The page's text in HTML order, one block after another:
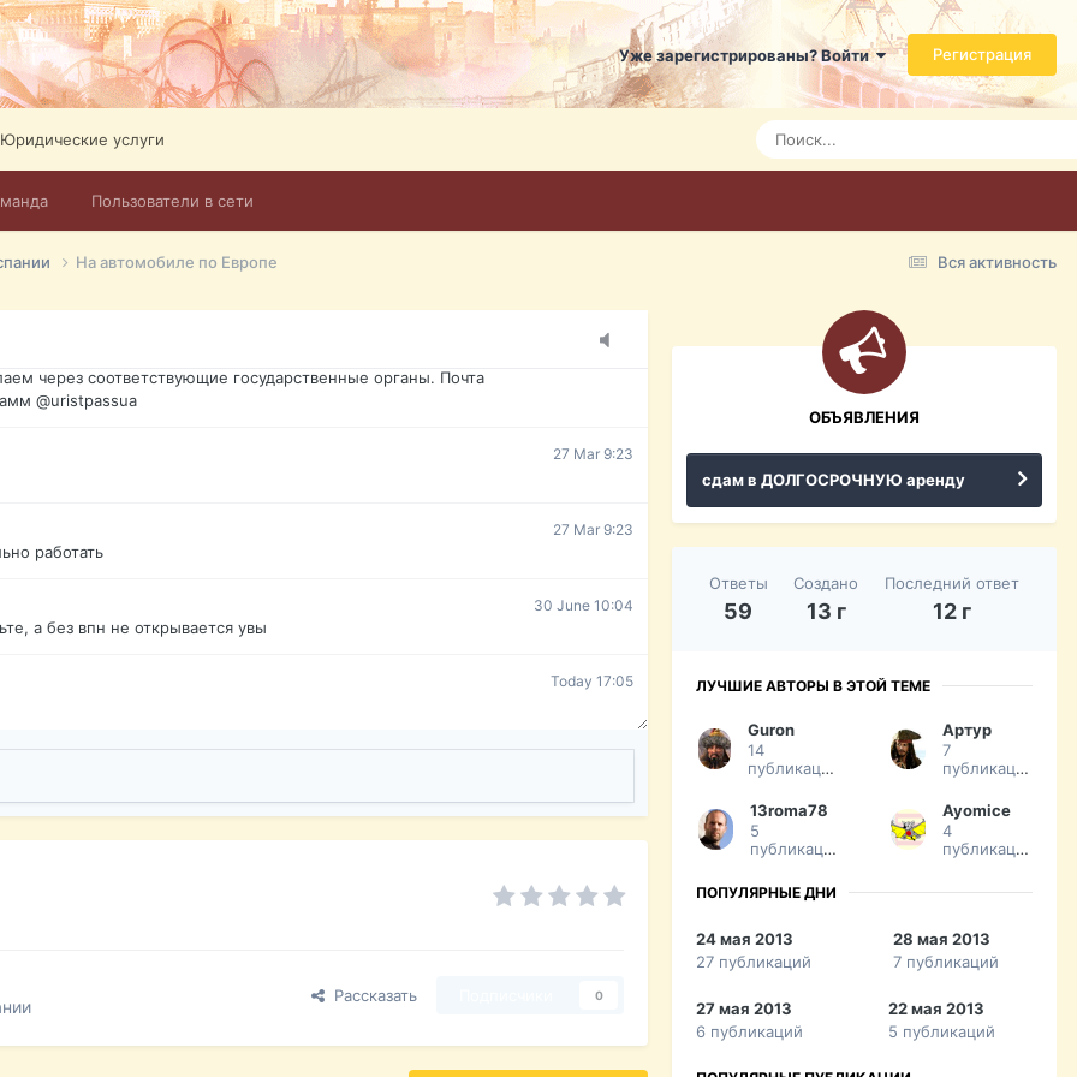
Уже зарегистрированы? Войти Регистрация
Пользователи в сети
Юридические услуги
Вся активность
На автомобиле по Европе
7 Mar 3:21
форума?т из э
в оформлении документов, то мы поможем Вам! Паспорт гражданина
идентификационный код инн, гражданство Украины, вид на жительство,
через соответствующие государственные органы. Почта
@uristpassua
27 Mar 9:23
27 Mar 9:23
работать
30 June 10:04
а без впн не открывается увы
Today 17:05
Рассказать 0
ОБЪЯВЛЕНИЯ
сдам в ДОЛГОСРОЧНУЮ аренду
Ответы
59
Создано
13 г
Последний ответ
12 г
ЛУЧШИЕ АВТОРЫ В ЭТОЙ ТЕМЕ
Guron
14
публикаций
Артур
7
публикаций
13roma78
5
публикаций
Ayomice
4
публикации
ПОПУЛЯРНЫЕ ДНИ
24 мая 2013
27 публикаций
28 мая 2013
7 публикаций
27 мая 2013
6 публикаций
22 мая 2013
5 публикаций